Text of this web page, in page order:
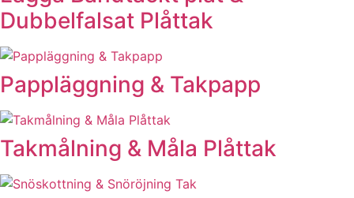
Dubbelfalsat Plåttak
Pappläggning & Takpapp
Takmålning & Måla Plåttak